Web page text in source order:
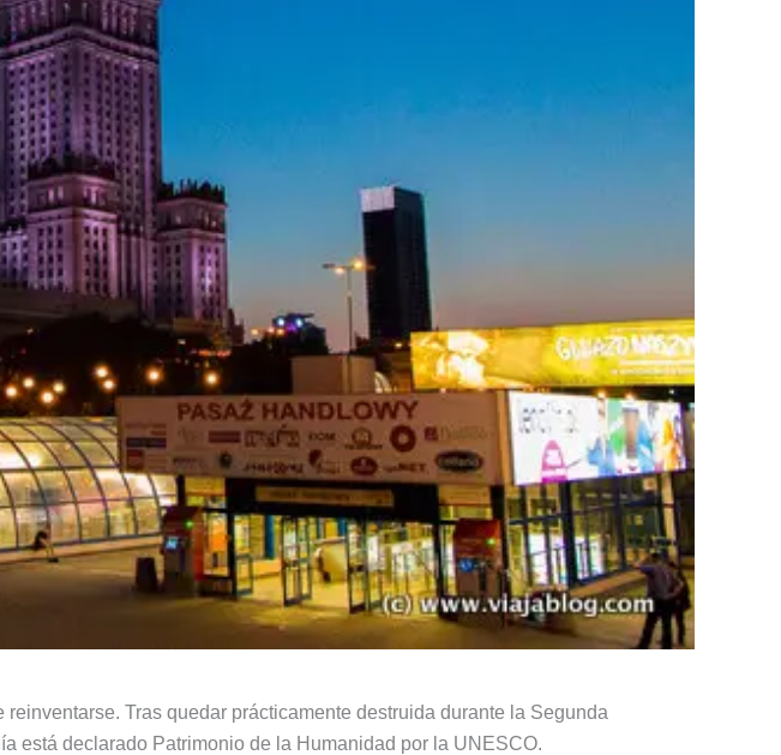
Tras quedar prácticamente destruida durante la Segunda
está declarado Patrimonio de la Humanidad por la UNESCO.